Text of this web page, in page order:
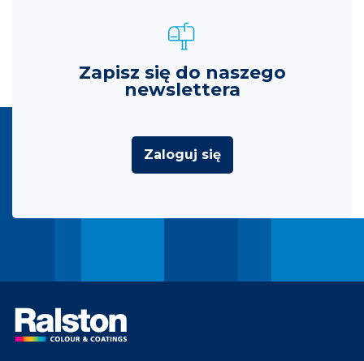
Zapisz się do naszego
newslettera
Zaloguj się